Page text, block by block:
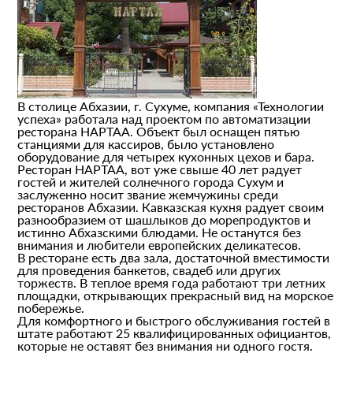
В столице Абхазии, г. Сухуме, компания «Технологии
успеха» работала над проектом по автоматизации
ресторана НАРТАА. Объект был оснащен пятью
станциями для кассиров, было установлено
оборудование для четырех кухонных цехов и бара.
Ресторан НАРТАА, вот уже свыше 40 лет радует
гостей и жителей солнечного города Сухум и
заслуженно носит звание жемчужины среди
ресторанов Абхазии. Кавказская кухня радует своим
разнообразием от шашлыков до морепродуктов и
истинно Абхазскими блюдами. Не останутся без
внимания и любители европейских деликатесов.
В ресторане есть два зала, достаточной вместимости
для проведения банкетов, свадеб или других
торжеств. В теплое время года работают три летних
площадки, открывающих прекрасный вид на морское
побережье.
Для комфортного и быстрого обслуживания гостей в
штате работают 25 квалифицированных официантов,
которые не оставят без внимания ни одного гостя.